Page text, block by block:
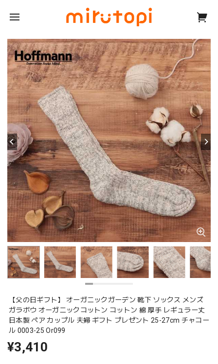
【父の日ギフト】 オーガニックガーデン 靴下 ソックス メンズ
ガラボウ オーガニックコットン コットン 綿 厚手 レギュラー丈
日本製 ペア カップル 夫婦 ギフト プレゼント 25-27cm チャコー
ル 0003-25 Or099
¥3,410